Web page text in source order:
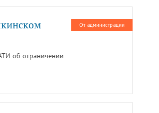
От администрации
об ограничении